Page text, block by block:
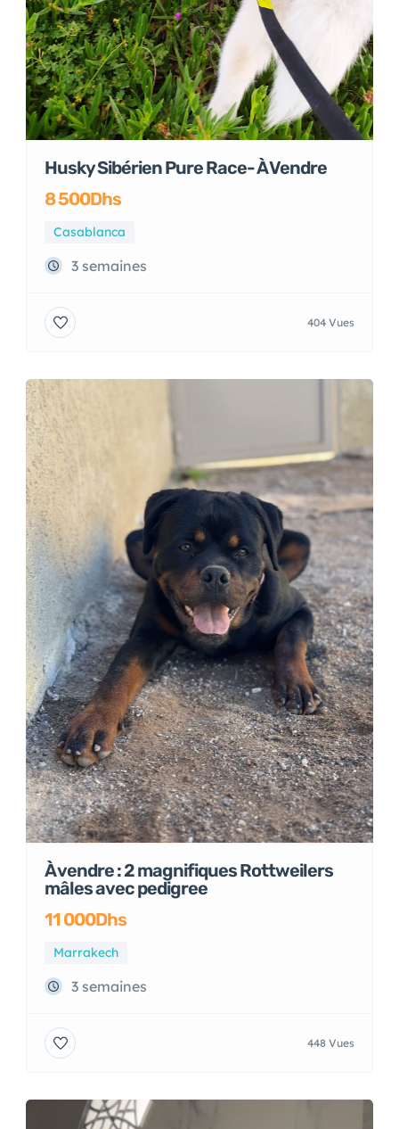
Husky Sibérien Pure Race- À Vendre
8 500Dhs
Casablanca
3 semaines
404 Vues
À vendre : 2 magnifiques Rottweilers
mâles avec pedigree
11 000Dhs
Marrakech
3 semaines
448 Vues